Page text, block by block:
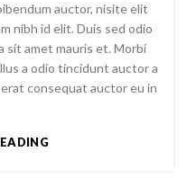
auctor, nisite elit
nibh id elit. Duis sed odio
sit amet mauris et. Morbi
a odio tincidunt auctor a
consequat auctor eu in